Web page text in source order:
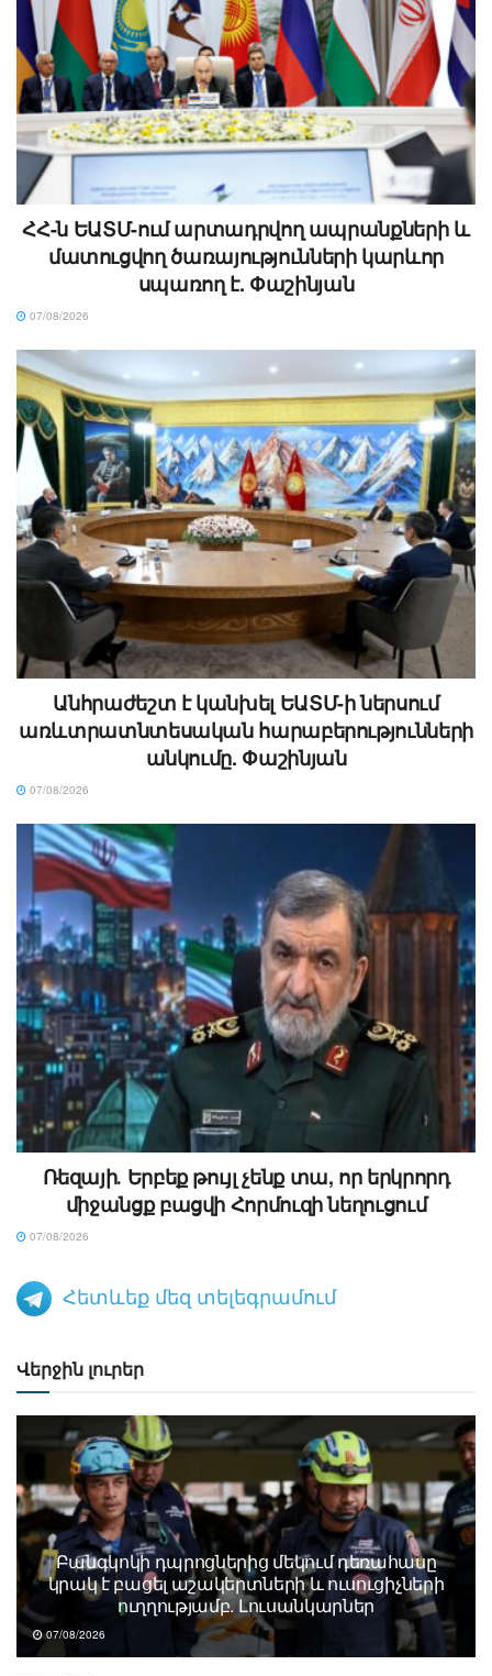
ՀՀ-ն ԵԱՏՄ-ում արտադրվող ապրանքների և
մատուցվող ծառայությունների կարևոր
սպառող է. Փաշինյան
07/08/2026
Անհրաժեշտ է կանխել ԵԱՏՄ-ի ներսում
առևտրատնտեսական հարաբերությունների
անկումը. Փաշինյան
07/08/2026
Ռեզայի․ Երբեք թույլ չենք տա, որ երկրորդ
միջանցք բացվի Հորմուզի նեղուցում
07/08/2026
Հետևեք մեզ տելեգրամում
Վերջին լուրեր
Բանգկոկի դպրոցներից մեկում դեռահասը
կրակ է բացել աշակերտների և ուսուցիչների
ուղղությամբ. Լուսանկարներ
07/08/2026